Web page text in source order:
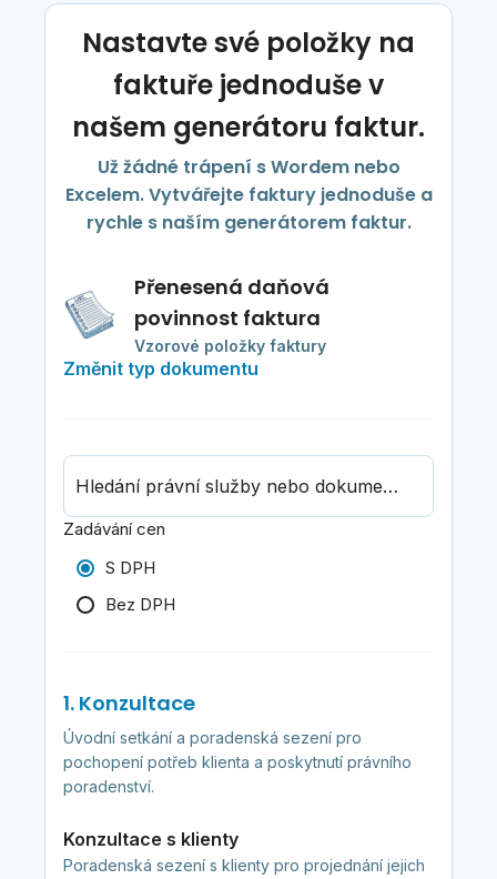
Nastavte své položky na
faktuře jednoduše v
našem generátoru faktur.
Už žádné trápení s Wordem nebo
Excelem. Vytvářejte faktury jednoduše a
rychle s naším generátorem faktur.
Přenesená daňová
povinnost faktura
Vzorové položky faktury
Změnit typ dokumentu
Hledání právní služby nebo dokumentu
Zadávání cen
S DPH
Bez DPH
1. Konzultace
Úvodní setkání a poradenská sezení pro
pochopení potřeb klienta a poskytnutí právního
poradenství.
Konzultace s klienty
Poradenská sezení s klienty pro projednání jejich